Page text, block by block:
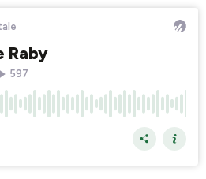
Raby
597